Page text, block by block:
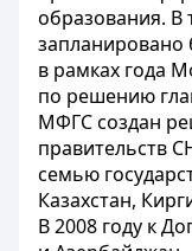
образования.
запланировано
в рамках года
по решению
МФГС создан
правительств
семью
Казахстан,
В 2008 году к